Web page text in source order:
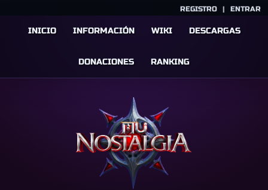
REGISTRO | ENTRAR
INICIO INFORMACIÓN WIKI DESCARGAS
DONACIONES RANKING